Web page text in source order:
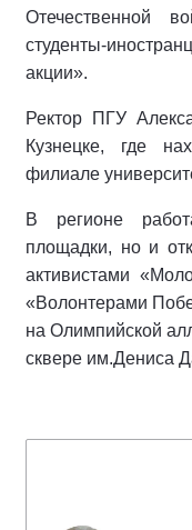
Отечественной
студенты-
акции».
Ректор ПГУ
Кузнецке, где
филиале
В регионе
площадки, но и
активистами
«Волонтерами
на Олимпийской
сквере им.Дениса